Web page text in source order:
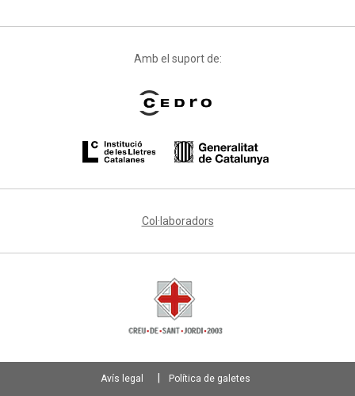
Amb el suport de:
Col·laboradors
Avís legal Política de galetes